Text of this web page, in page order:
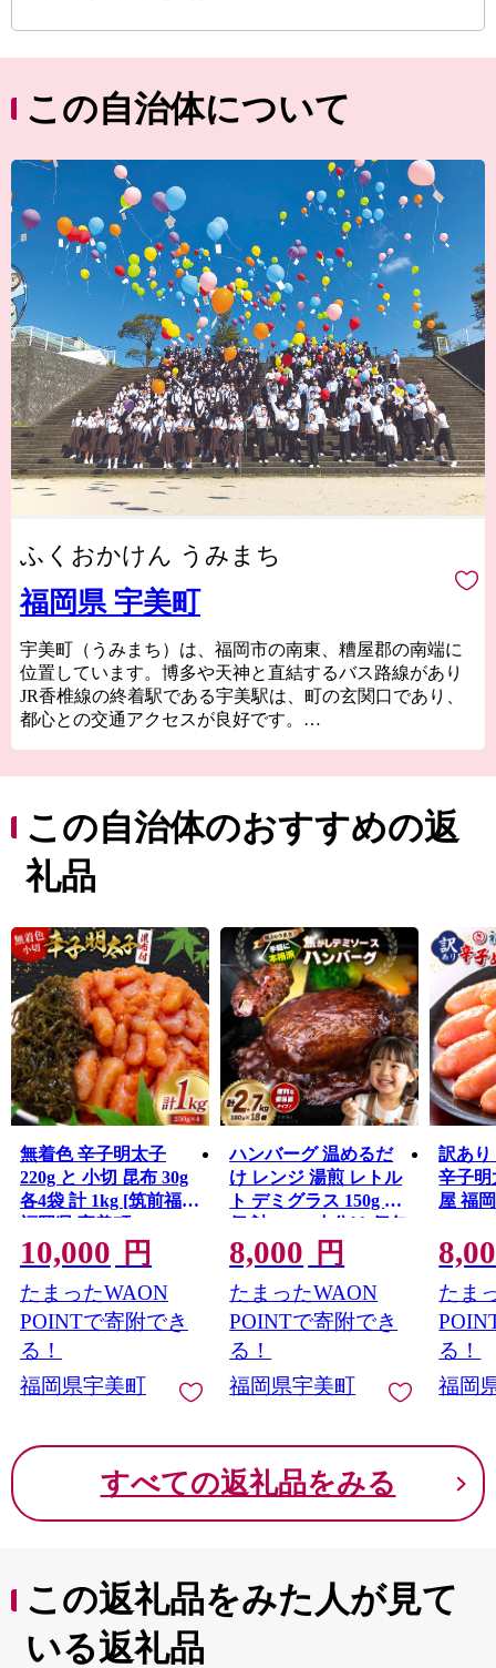
この自治体について
ふくおかけん うみまち
福岡県 宇美町
宇美町（うみまち）は、福岡市の南東、糟屋郡の南端に
位置しています。博多や天神と直結するバス路線があり
JR香椎線の終着駅である宇美駅は、町の玄関口であり、
都心との交通アクセスが良好です。
ようになったという記述があります。
また、宇美町の歴史は古く、日本最古の古代山城「大野
城跡」や、魏志倭人伝に記載がある「不彌（ふみ）国」
として本町が注目される根拠となった「光正寺古墳」な
三郡山の麓には、福岡県森林浴100選にも選ばれた「一本
松公園」があり、大自然の景観を満喫できます。また、
冬場に見られる高さ20メートルもの見事な「河原谷の大
つらら（難所ケ滝）」はこのスポットの目玉のひとつで
す。
この自治体のおすすめの返
礼品
無着色 辛子明太子
220g と 小切 昆布 30g
各4袋 計 1kg [筑前福岡
福岡県 宇美町
um40azo710008] セッ
ト めんたいこ めんた
い子 冷凍 小分け おか
ず ご飯のお供
10,000 円
たまったWAON
POINTで寄附でき
る！
福岡県宇美町
ハンバーグ 温めるだ
け レンジ 湯煎 レトル
ト デミグラス 150g 18
個 計2.7kg 小分け 個包
装 [大黒物産 福岡県 宇
美町 um40bak830014]
湯せん 冷凍 レンチン
温める大容量 はんば
ーぐ hannba-gu 人気
8,000 円
たまったWAON
POINTで寄附でき
る！
福岡県宇美町
訳あり
辛子明
屋 福
めん
多 福
たま
る！
福岡
すべての返礼品をみる
この返礼品をみた人が見て
いる返礼品